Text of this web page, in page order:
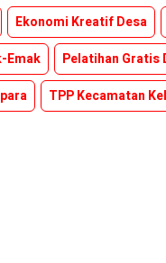
Ekonomi Kreatif Desa
Emak
Pelatihan Gratis
TPP Kecamatan